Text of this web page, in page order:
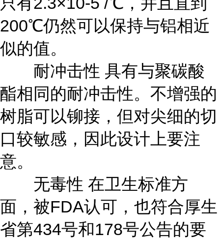
200℃仍然可以保持与铝相近
似的值。
耐冲击性 具有与聚碳酸
酯相同的耐冲击性。不增强的
树脂可以铆接，但对尖细的切
口较敏感，因此设计上要注
意。
无毒性 在卫生标准方
面，被FDA认可，也符合厚生
省第434号和178号公告的要